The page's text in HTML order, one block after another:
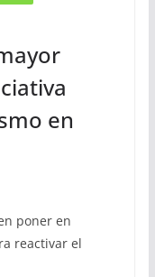
en
poner en
reactivar el